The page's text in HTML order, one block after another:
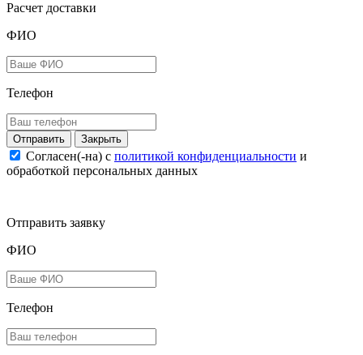
Расчет доставки
ФИО
Телефон
Закрыть
Согласен(-на) c политикой конфиденциальности и
обработкой персональных данных
Отправить заявку
ФИО
Телефон